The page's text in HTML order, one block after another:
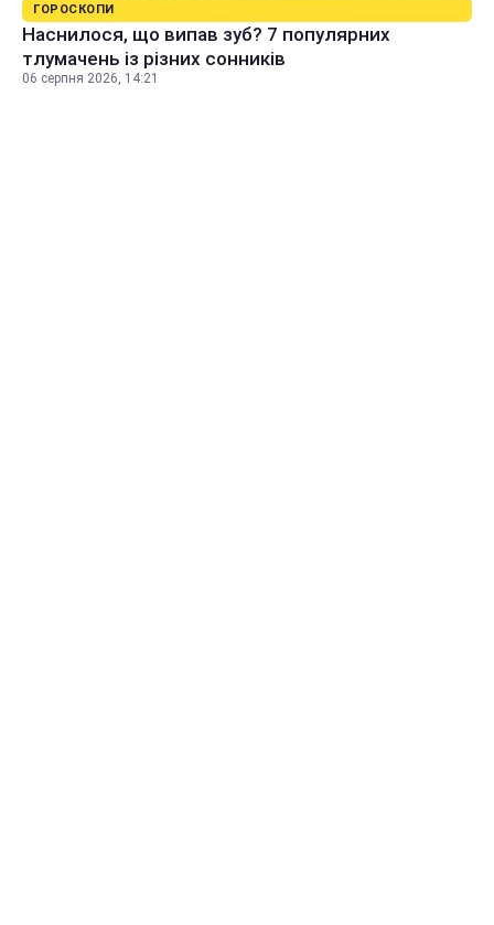
ГОРОСКОПИ
Наснилося, що випав зуб? 7 популярних
тлумачень із різних сонників
06 серпня 2026, 14:21